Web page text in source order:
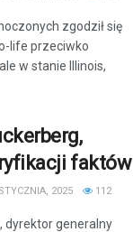
zgodził się
life przeciwko
w stanie Illinois,
faktów
2025 112
dyrektor generalny